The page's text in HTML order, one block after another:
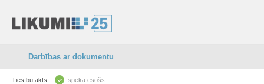
Darbības ar dokumentu
Tiesību akts: spēkā esošs